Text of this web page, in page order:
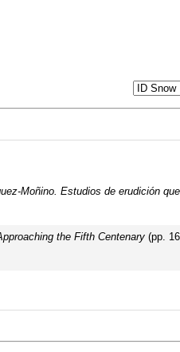
Moñino. Estudios de erudición
the Fifth Centenary(pp.